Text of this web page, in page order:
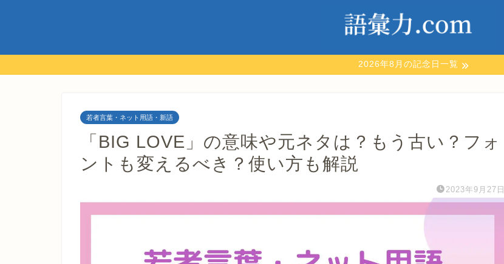
2026年8月の記念日一覧
若者言葉・ネット用語・新語
「BIG LOVE」の意味や元ネタは？もう古い？フォ
ントも変えるべき？使い方も解説
2023年9月27日